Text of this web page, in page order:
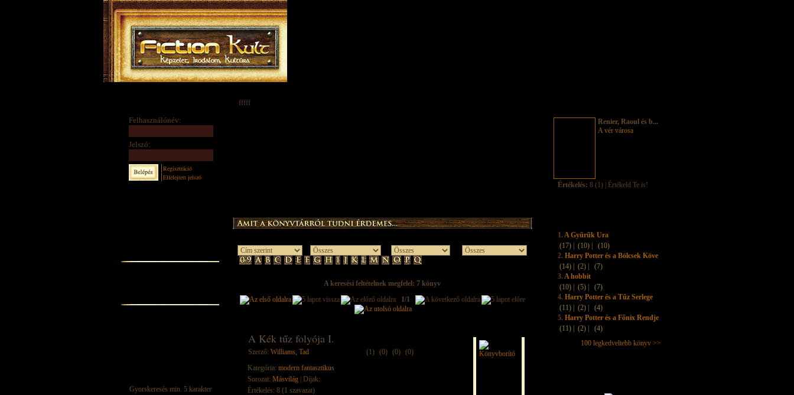
Felhasználónév:
Jelszó:
Regisztráció
Elfelejtett jelszó
fffff
A keresési feltételnek megfelel: 7 könyv
1/1
A Kék tűz folyója I.
Szerző: Williams, Tad (1) (0) (0) (0)
Kategória: modern fantasztikus
Sorozat: Másvilág| Díjak:
Értékelés: 8 (1 szavazat)
Renier, Raoul és b...
A vér városa
Értékelés: 8 (1) | Értékeld Te is!
1.A Gyűrűk Ura
(17) |
(10) |
(10)
2. Harry Potter és a Bölcsek Köve
(14) |
(2) |
(7)
3.A hobbit
(10) |
(5) |
(7)
4. Harry Potter és a Tűz Serlege
(11) |
(2) |
(4)
5. Harry Potter és a Főnix Rendje
(11) |
(2) |
(4)
100 legkedveltebb könyv >>